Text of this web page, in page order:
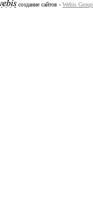
создание сайтов - Webis Group